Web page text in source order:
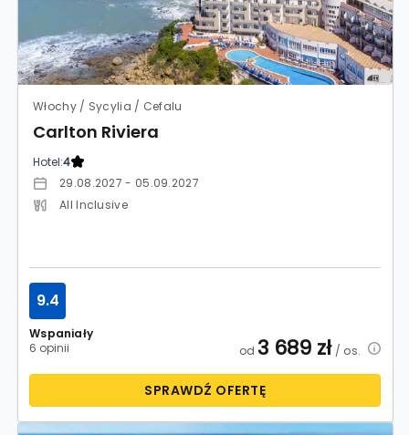
Włochy / Sycylia / Cefalu
Carlton Riviera
Hotel:4
29.08.2027 - 05.09.2027
All Inclusive
Wspaniały
6 opinii
9.4
od 3 689 zł/ os.
SPRAWDŹ OFERTĘ